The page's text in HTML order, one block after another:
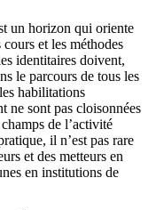
un horizon qui oriente
et les méthodes
identitaires doivent,
le parcours de tous les
habilitations
ne sont pas cloisonnées
de l’activité
il n’est pas rare
et des metteurs en
en institutions de